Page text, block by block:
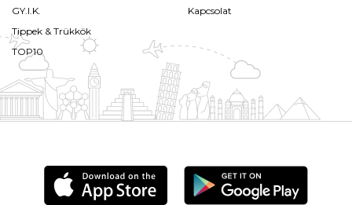
GY.I.K.
Tippek & Trükkök
TOP10
Kapcsolat